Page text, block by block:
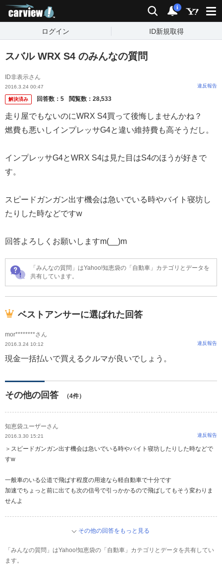
検索 通知
i
ログイン ID新規取得
スバル WRX S4 のみんなの質問
ID非表示さん
2016.3.24 00:47 違反報告
解決済み 回答数： 5 閲覧数： 28,533
走り屋でもないのにWRX S4買って後悔しませんかね？
燃費も悪いしインプレッサG4と違い維持費も高そうだし。
インプレッサG4とWRX S4は見た目はS4のほうが好きで
す。
スピードガンガン出す機会は急いでいる時やバイト寝坊し
たりした時などですw
回答よろしくお願いしますm(__)m
「みんなの質問」はYahoo!知恵袋の「自動車」カテゴリとデータを
共有しています。
ベストアンサーに選ばれた回答
mor********さん
2016.3.24 10:12 違反報告
現金一括払いで買えるクルマが良いでしょう。
その他の回答 （4件）
知恵袋ユーザーさん
2016.3.30 15:21 違反報告
＞スピードガンガン出す機会は急いでいる時やバイト寝坊したりした時などで
すw
一般車のいる公道で飛ばす程度の用途なら軽自動車で十分です
加速でちょっと前に出ても次の信号で引っかかるので飛ばしてもそう変わりま
せんよ
その他の回答をもっと見る
「みんなの質問」はYahoo!知恵袋の「自動車」カテゴリとデータを共有してい
ます。